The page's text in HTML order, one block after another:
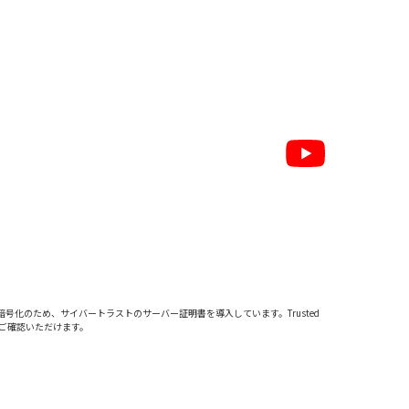
号化のため、サイバートラストのサーバー証明書を導入しています。Trusted
認いただけます。